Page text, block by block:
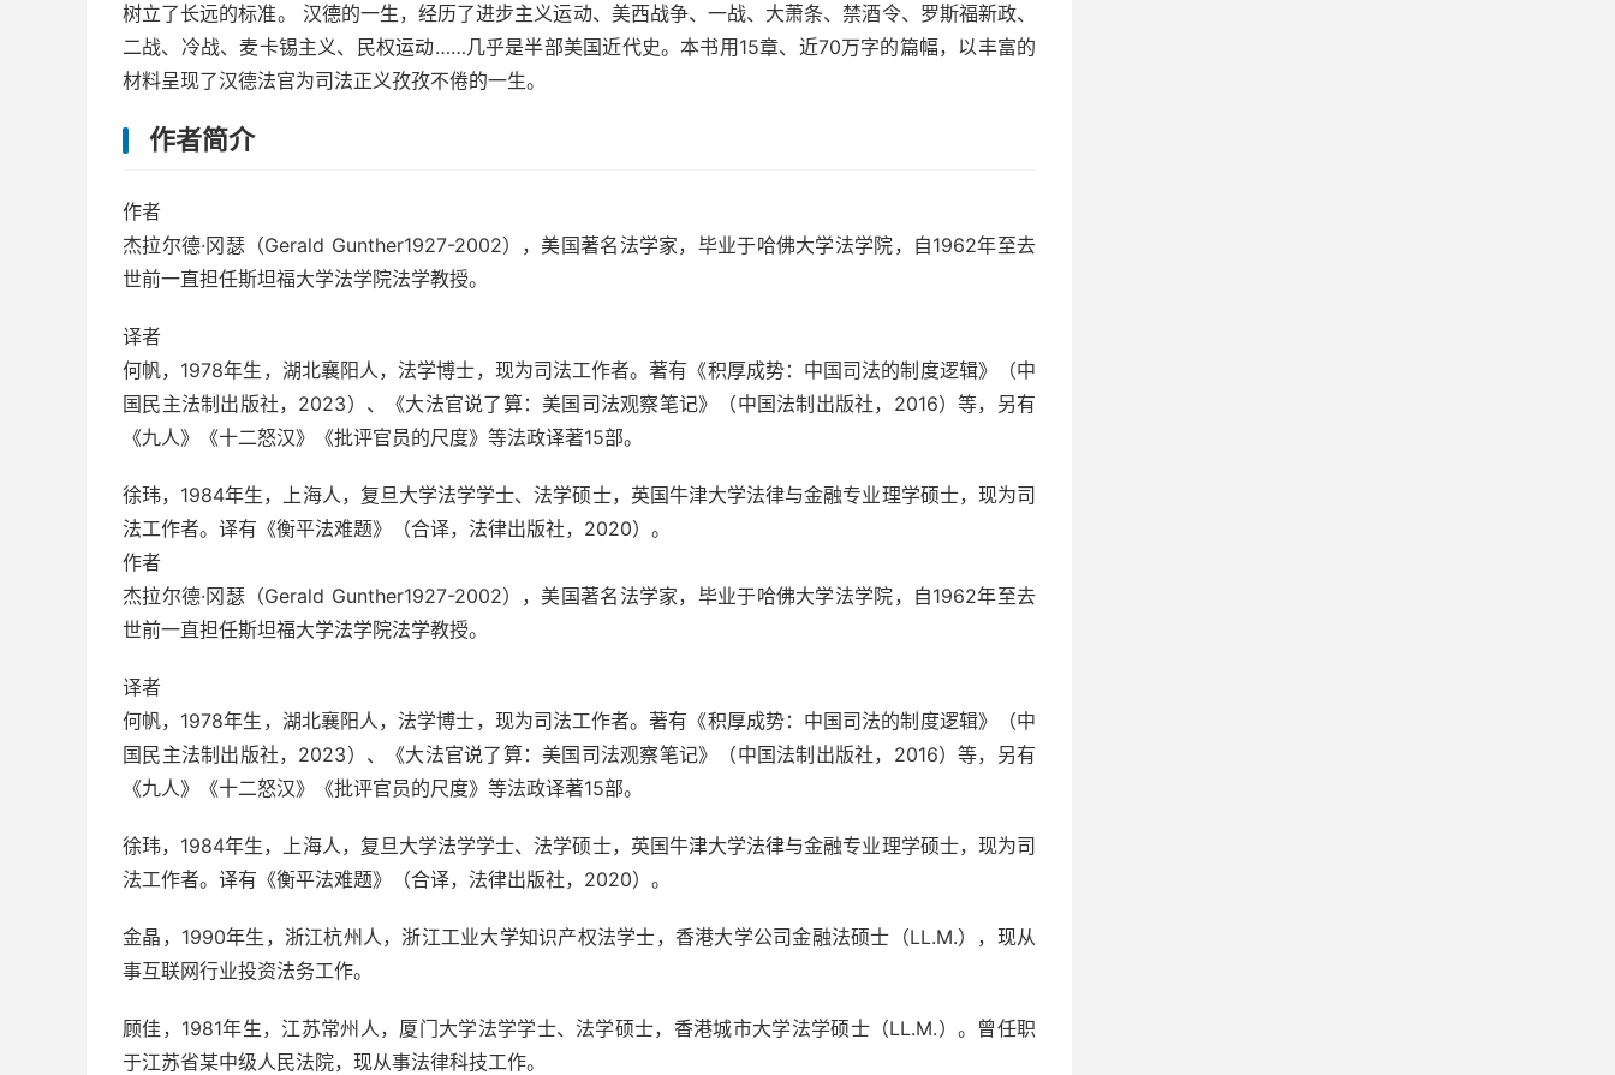
树立了长远的标准。 汉德的一生，经历了进步主义运动、美西战争、一战、大萧条、禁酒令、罗斯福新政、
二战、冷战、麦卡锡主义、民权运动……几乎是半部美国近代史。本书用15章、近70万字的篇幅，以丰富的
材料呈现了汉德法官为司法正义孜孜不倦的一生。
作者简介
作者
杰拉尔德·冈瑟（Gerald Gunther1927-2002），美国著名法学家，毕业于哈佛大学法学院，自1962年至去
世前一直担任斯坦福大学法学院法学教授。
译者
何帆，1978年生，湖北襄阳人，法学博士，现为司法工作者。著有《积厚成势：中国司法的制度逻辑》（中
国民主法制出版社，2023）、《大法官说了算：美国司法观察笔记》（中国法制出版社，2016）等，另有
《九人》《十二怒汉》《批评官员的尺度》等法政译著15部。
徐玮，1984年生，上海人，复旦大学法学学士、法学硕士，英国牛津大学法律与金融专业理学硕士，现为司
法工作者。译有《衡平法难题》（合译，法律出版社，2020）。
作者
杰拉尔德·冈瑟（Gerald Gunther1927-2002），美国著名法学家，毕业于哈佛大学法学院，自1962年至去
世前一直担任斯坦福大学法学院法学教授。
译者
何帆，1978年生，湖北襄阳人，法学博士，现为司法工作者。著有《积厚成势：中国司法的制度逻辑》（中
国民主法制出版社，2023）、《大法官说了算：美国司法观察笔记》（中国法制出版社，2016）等，另有
《九人》《十二怒汉》《批评官员的尺度》等法政译著15部。
徐玮，1984年生，上海人，复旦大学法学学士、法学硕士，英国牛津大学法律与金融专业理学硕士，现为司
法工作者。译有《衡平法难题》（合译，法律出版社，2020）。
金晶，1990年生，浙江杭州人，浙江工业大学知识产权法学士，香港大学公司金融法硕士（LL.M.），现从
事互联网行业投资法务工作。
顾佳，1981年生，江苏常州人，厦门大学法学学士、法学硕士，香港城市大学法学硕士（LL.M.）。曾任职
于江苏省某中级人民法院，现从事法律科技工作。